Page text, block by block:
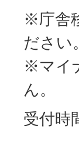
※庁舎
ださい。
※マイ
ん。
受付時